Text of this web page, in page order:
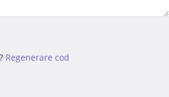
Regenerare cod